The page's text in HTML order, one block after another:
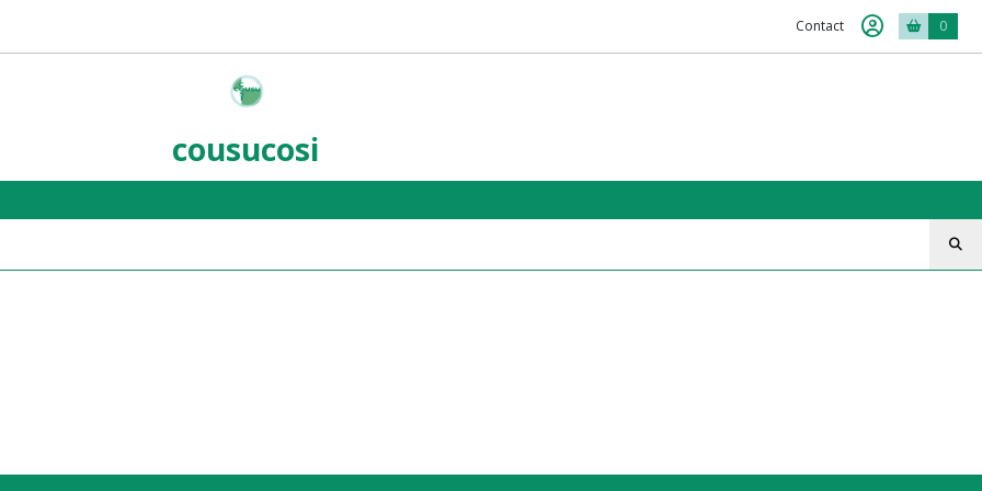
Contact 0
cousucosi